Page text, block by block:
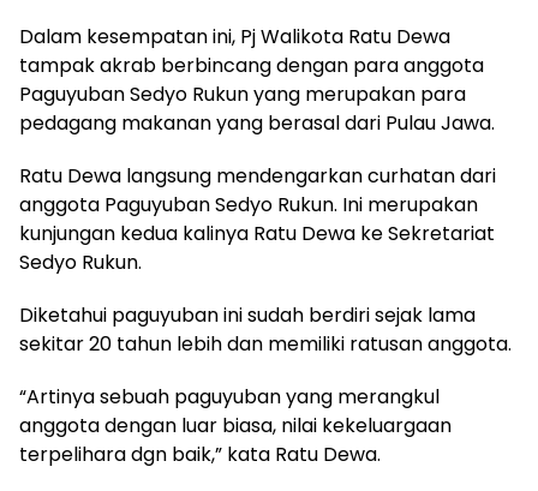
Dalam kesempatan ini, Pj Walikota Ratu Dewa
tampak akrab berbincang dengan para anggota
Paguyuban Sedyo Rukun yang merupakan para
pedagang makanan yang berasal dari Pulau Jawa.
Ratu Dewa langsung mendengarkan curhatan dari
anggota Paguyuban Sedyo Rukun. Ini merupakan
kunjungan kedua kalinya Ratu Dewa ke Sekretariat
Sedyo Rukun.
Diketahui paguyuban ini sudah berdiri sejak lama
sekitar 20 tahun lebih dan memiliki ratusan anggota.
“Artinya sebuah paguyuban yang merangkul
anggota dengan luar biasa, nilai kekeluargaan
terpelihara dgn baik,” kata Ratu Dewa.